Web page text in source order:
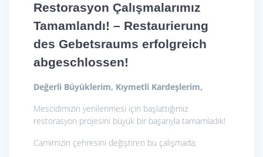
Restorasyon Çalışmalarımız
Tamamlandı! – Restaurierung
des Gebetsraums erfolgreich
abgeschlossen!
Değerli Büyüklerim, Kıymetli Kardeşlerim,
Mescidimizin yenilenmesi için başlattığımız
restorasyon projesini büyük bir başarıyla tamamladık!
Camimizin çehresini değiştiren bu çalışmada: